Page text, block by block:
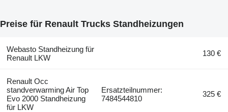
Preise für Renault Trucks Standheizungen
Webasto Standheizung für
Renault LKW
130 €
Renault Occ
standverwarming Air Top
Evo 2000 Standheizung
für LKW
Ersatzteilnummer:
7484544810
325 €